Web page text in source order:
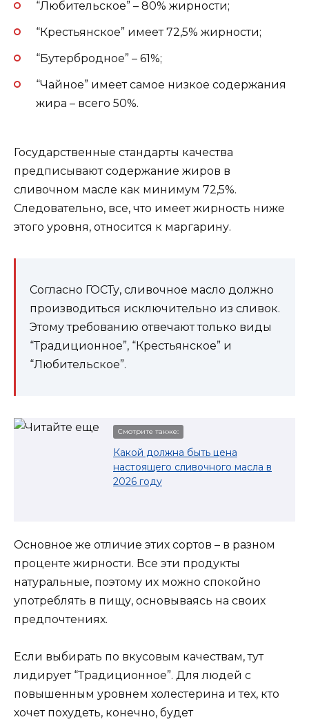
“Любительское” – 80% жирности;
“Крестьянское” имеет 72,5% жирности;
“Бутербродное” – 61%;
“Чайное” имеет самое низкое содержания
жира – всего 50%.
Государственные стандарты качества
предписывают содержание жиров в
сливочном масле как минимум 72,5%.
Следовательно, все, что имеет жирность ниже
этого уровня, относится к маргарину.
Согласно ГОСТу, сливочное масло должно
производиться исключительно из сливок.
Этому требованию отвечают только виды
“Традиционное”, “Крестьянское” и
“Любительское”.
Смотрите также:
Какой должна быть цена
настоящего сливочного масла в
2026 году
Основное же отличие этих сортов – в разном
проценте жирности. Все эти продукты
натуральные, поэтому их можно спокойно
употреблять в пищу, основываясь на своих
предпочтениях.
Если выбирать по вкусовым качествам, тут
лидирует “Традиционное”. Для людей с
повышенным уровнем холестерина и тех, кто
хочет похудеть, конечно, будет